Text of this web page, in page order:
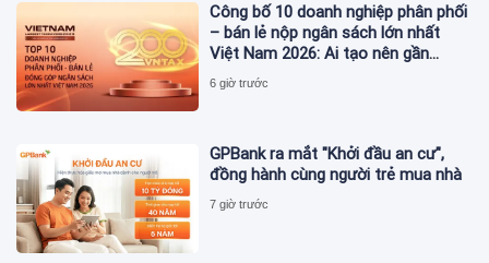
Công bố 10 doanh nghiệp phân phối
– bán lẻ nộp ngân sách lớn nhất
Việt Nam 2026: Ai tạo nên gần
12.900 tỷ đồng?
6 giờ trước
GPBank ra mắt "Khởi đầu an cư",
đồng hành cùng người trẻ mua nhà
7 giờ trước